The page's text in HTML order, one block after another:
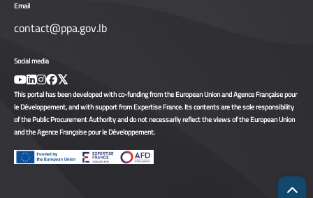
Email
contact@ppa.gov.lb
Social media
This portal has been developed with co-funding from the European Union and Agence Française pour
le Développement, and with support from Expertise France. Its contents are the sole responsibility
of the Public Procurement Authority and do not necessarily reflect the views of the European Union
and the Agence Française pour le Développement.